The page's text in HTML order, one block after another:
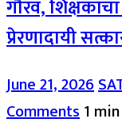
गौरव, शिक्षकांचा
प्रेरणादायी
June 21, 2026
Comments1